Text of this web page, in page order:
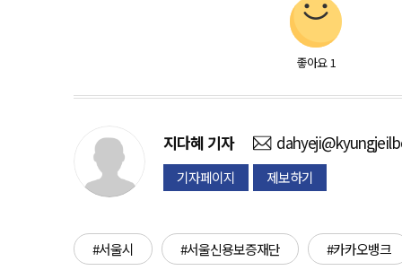
좋아요 1
지다혜 기자
기자페이지 제보하기
#서울시 #서울신용보증재단 #카카오뱅크